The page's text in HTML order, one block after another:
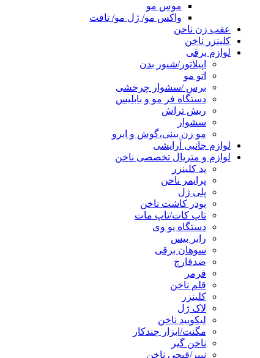
موس مو
واکس مو/ ژل مو/ تافت
عقب زن ناخن
کلینزر ناخن
لوازم برقی
اپیلاتور/شیور بدن
اتو مو
برس /سشوار چرخشی
دستگاه فر مو و بابلیس
ریش تراش
سشوار
مو زن بینی،گوش و ابرو
لوازم جانبی آرایشی
لوازم و متریال تخصصی ناخن
پد کلینزر
پرایمر ناخن
پلی ژل
پودر کاشت ناخن
تاپ کات/تاپ مات
دستگاه یو وی
رابر بیس
سوهان برقی
ضدقارچ
فرمر
قلم ناخن
کلینزر
لاک ژل
لیکوييد ناخن
مگنت/ابزار چندکار
ناخن گیر
نیپر/قیچی ناخن